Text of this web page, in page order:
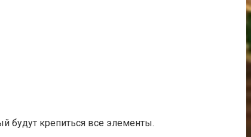
будут крепиться все элементы.